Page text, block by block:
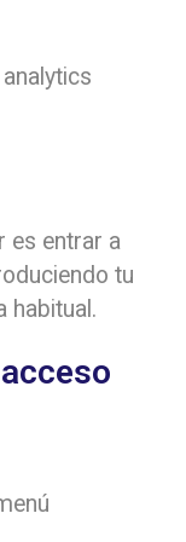
es entrar a
tu
habitual.